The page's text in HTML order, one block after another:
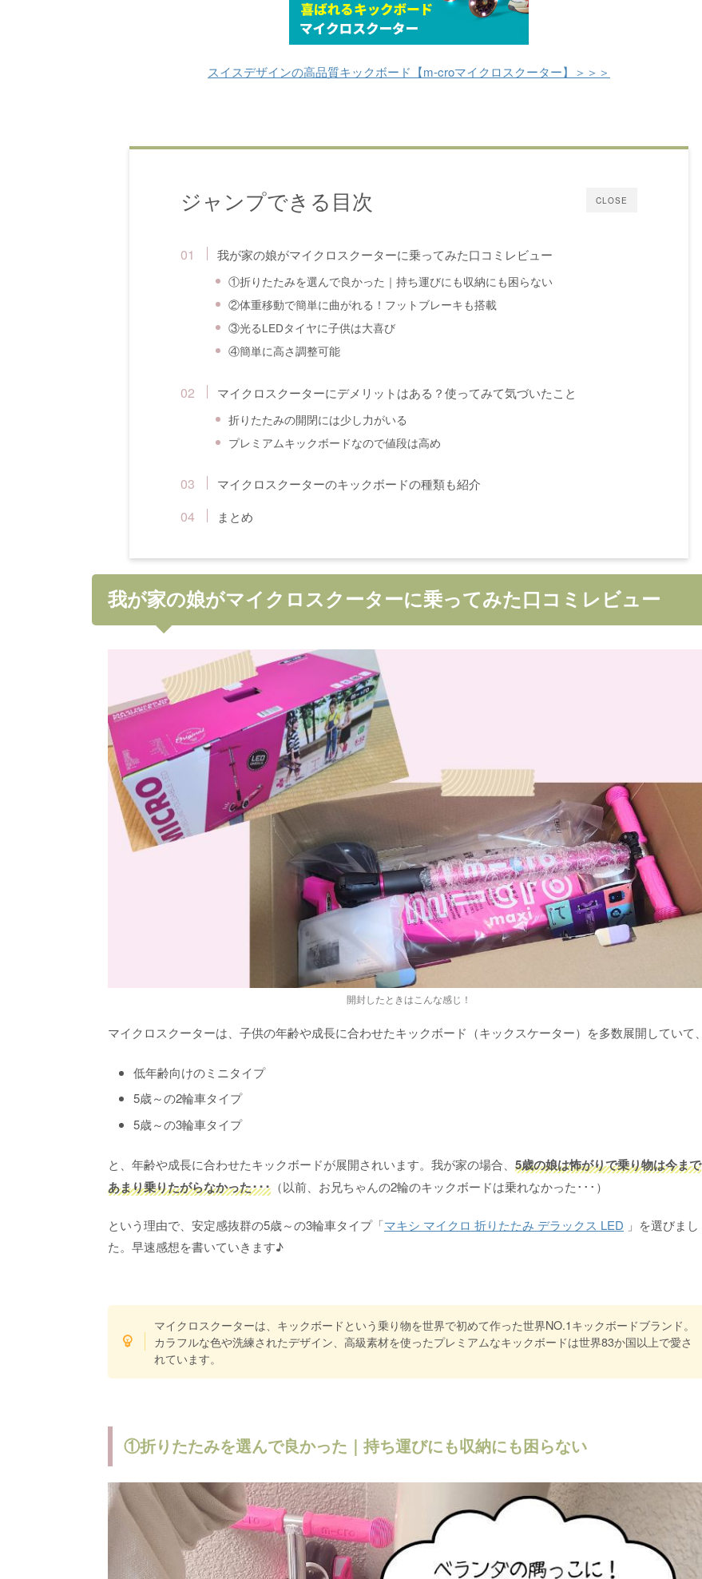
スイスデザインの高品質キックボード【m-croマイクロスクーター】＞＞＞
CLOSE
ジャンプできる目次
我が家の娘がマイクロスクーターに乗ってみた口コミレビュー
①折りたたみを選んで良かった｜持ち運びにも収納にも困らない
②体重移動で簡単に曲がれる！フットブレーキも搭載
③光るLEDタイヤに子供は大喜び
④簡単に高さ調整可能
マイクロスクーターにデメリットはある？使ってみて気づいたこと
折りたたみの開閉には少し力がいる
プレミアムキックボードなので値段は高め
マイクロスクーターのキックボードの種類も紹介
まとめ
我が家の娘がマイクロスクーターに乗ってみた口コミレビュー
開封したときはこんな感じ！
マイクロスクーターは、子供の年齢や成長に合わせたキックボード（キックスケーター）を多数展開していて、
低年齢向けのミニタイプ
5歳～の2輪車タイプ
5歳～の3輪車タイプ
と、年齢や成長に合わせたキックボードが展開されいます。我が家の場合、 5歳の娘は怖がりで乗り物は今まで
あまり乗りたがらなかった･･･ （以前、お兄ちゃんの2輪のキックボードは乗れなかった･･･）
という理由で、安定感抜群の5歳～の3輪車タイプ「マキシ マイクロ 折りたたみ デラックス LED 」を選びまし
た。早速感想を書いていきます♪
マイクロスクーターは、キックボードという乗り物を世界で初めて作った世界NO.1キックボードブランド。
カラフルな色や洗練されたデザイン、高級素材を使ったプレミアムなキックボードは世界83か国以上で愛さ
れています。
①折りたたみを選んで良かった｜持ち運びにも収納にも困らない